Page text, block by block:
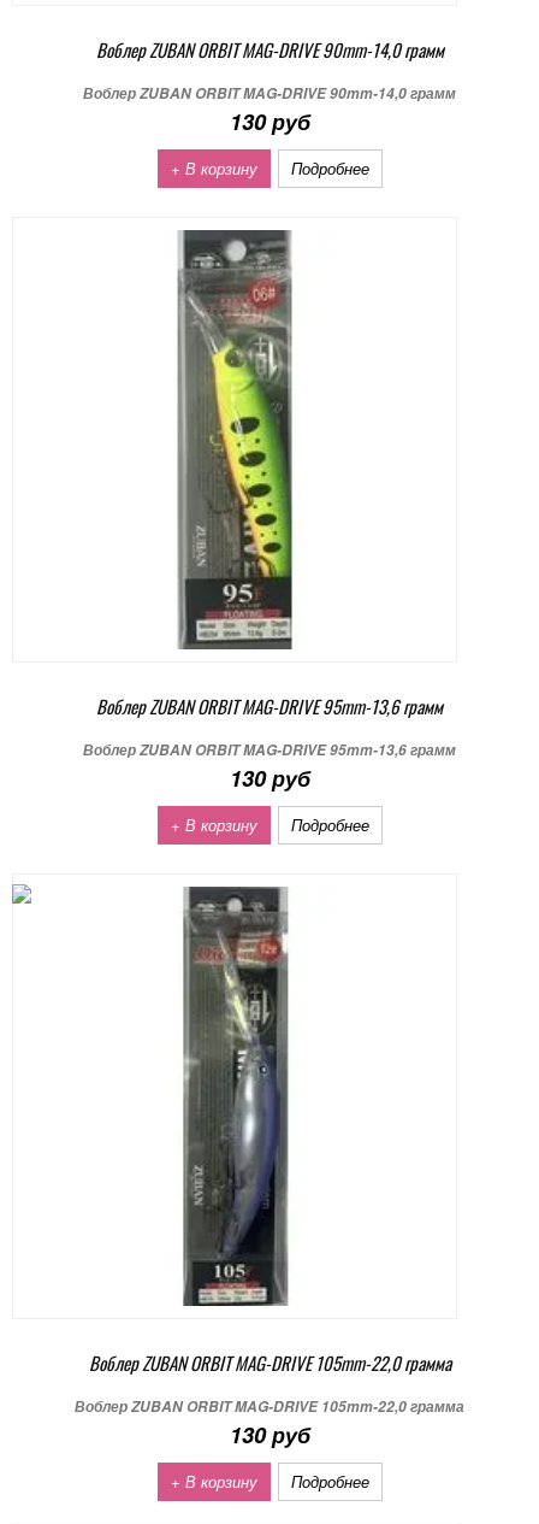
Воблер ZUBAN ORBIT MAG-DRIVE 90mm-14,0 грамм
Воблер ZUBAN ORBIT MAG-DRIVE 90mm-14,0 грамм
130 руб
+ В корзину Подробнее
Воблер ZUBAN ORBIT MAG-DRIVE 95mm-13,6 грамм
Воблер ZUBAN ORBIT MAG-DRIVE 95mm-13,6 грамм
130 руб
+ В корзину Подробнее
Воблер ZUBAN ORBIT MAG-DRIVE 105mm-22,0 грамма
Воблер ZUBAN ORBIT MAG-DRIVE 105mm-22,0 грамма
130 руб
+ В корзину Подробнее